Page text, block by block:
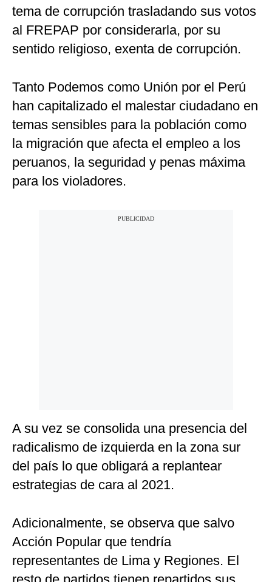
tema de corrupción trasladando sus votos
al FREPAP por considerarla, por su
sentido religioso, exenta de corrupción.
Tanto Podemos como Unión por el Perú
han capitalizado el malestar ciudadano en
temas sensibles para la población como
la migración que afecta el empleo a los
peruanos, la seguridad y penas máxima
para los violadores.
A su vez se consolida una presencia del
radicalismo de izquierda en la zona sur
del país lo que obligará a replantear
estrategias de cara al 2021.
Adicionalmente, se observa que salvo
Acción Popular que tendría
representantes de Lima y Regiones. El